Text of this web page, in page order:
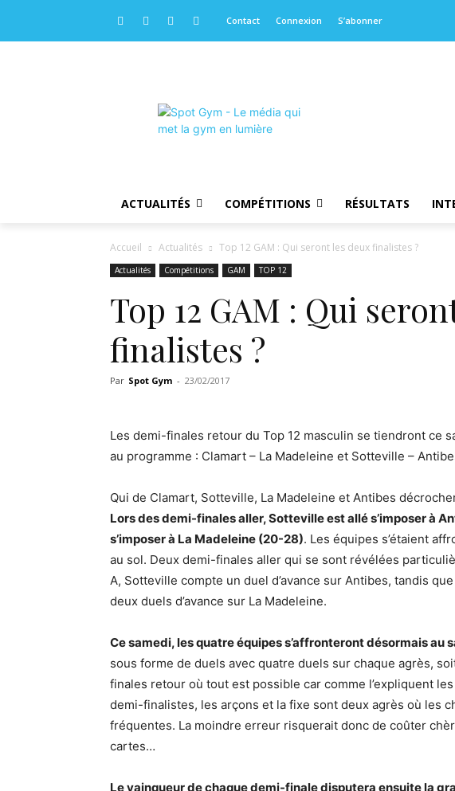
Contact Connexion S’abonner
ACTUALITÉS COMPÉTITIONS RÉSULTATS
Accueil Actualités Top 12 GAM : Qui seront les deux finalistes ?
Actualités Compétitions GAM TOP 12
Top 12 GAM : Qui
finalistes ?
Par Spot Gym - 23/02/2017
Les demi-finales retour du Top 12 masculin se tiendront ce
au programme : Clamart – La Madeleine et Sotteville –
Qui de Clamart, Sotteville, La Madeleine et Antibes
Lors des demi-finales aller, Sotteville est allé s’imposer à
s’imposer à La Madeleine (20-28). Les équipes s’étaient
au sol. Deux demi-finales aller qui se sont révélées
A, Sotteville compte un duel d’avance sur Antibes, tandis
deux duels d’avance sur La Madeleine.
Ce samedi, les quatre équipes s’affronteront désormais au
sous forme de duels avec quatre duels sur chaque agrès,
finales retour où tout est possible car comme l’expliquent
demi-finalistes, les arçons et la fixe sont deux agrès où les
fréquentes. La moindre erreur risquerait donc de coûter
cartes…
Le vainqueur de chaque demi-finale disputera ensuite la